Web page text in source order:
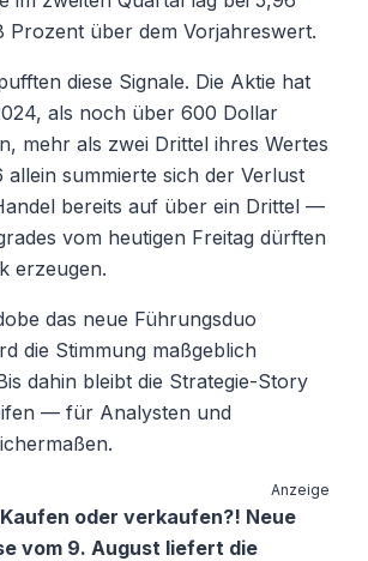
Prozent über dem Vorjahreswert.
diese Signale. Die Aktie hat
als noch über 600 Dollar
mehr als zwei Drittel ihres Wertes
summierte sich der Verlust
bereits auf über ein Drittel —
vom heutigen Freitag dürften
erzeugen.
das neue Führungsduo
die Stimmung maßgeblich
dahin bleibt die Strategie-Story
— für Analysten und
Anzeige
oder verkaufen?! Neue
vom 9. August liefert die